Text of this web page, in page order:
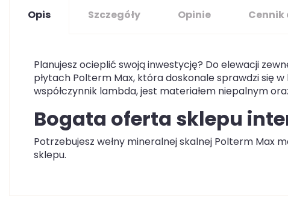
Opis Szczegóły Opinie
Planujesz ocieplić swoją inwestycję? Do elewacji
płytach Polterm Max, która doskonale sprawdzi się
współczynnik lambda, jest materiałem niepalnym
Bogata oferta sklepu
Potrzebujesz wełny mineralnej skalnej Polterm Max
sklepu.